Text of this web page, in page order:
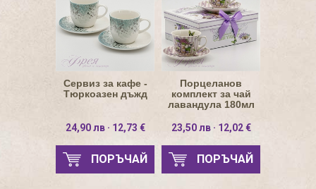
Сервиз за кафе -
Тюркоазен дъжд
24,90 лв · 12,73 €
ПОРЪЧАЙ
Порцеланов
комплект за чай
лавандула 180мл
23,50 лв · 12,02 €
ПОРЪЧАЙ